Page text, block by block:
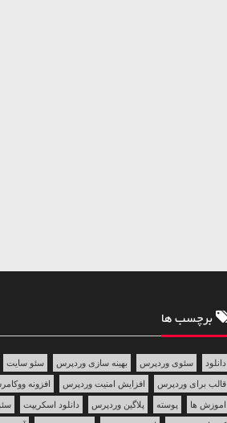
برچسب ها
دانلود سئوی وردپرس بهینه سازی وردپرس سئو سایت
قالب برای وردپرس افزایش امنیت وردپرس افزونه
اموزش ها پوسته پلاگین وردپرس دانلود اسکریپت